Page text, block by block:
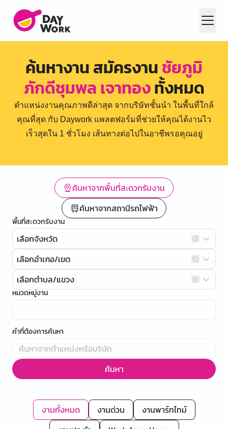
ค้นหางาน สมัครงานชัยภูมิ
ภักดีชุมพล เจาทองทั้งหมด
ตำแหน่งงานคุณภาพดีล่าสุด จากบริษัทชั้นนำ ในพื้นที่ใกล้
คุณที่สุด กับ Daywork แพลตฟอร์มที่ช่วยให้คุณได้งานไว
เร็วสุดใน 1 ชั่วโมง เส้นทางต่อไปในอาชีพรอคุณอยู่
ค้นหาจากพื้นที่สะดวกรับงาน
ค้นหาจากสถานีรถไฟฟ้า
พื้นที่สะดวกรับงาน
เลือกจังหวัด
เลือกอำเภอ/เขต
เลือกตำบล/แขวง
หมวดหมู่งาน
คำที่ต้องการค้นหา
ค้นหา
งานทั้งหมด งานด่วน
งานพาร์ทไทม์